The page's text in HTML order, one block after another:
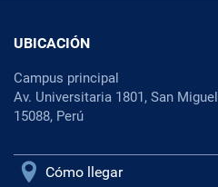
UBICACIÓN
Campus principal
Av. Universitaria 1801, San Miguel
15088, Perú
Cómo llegar